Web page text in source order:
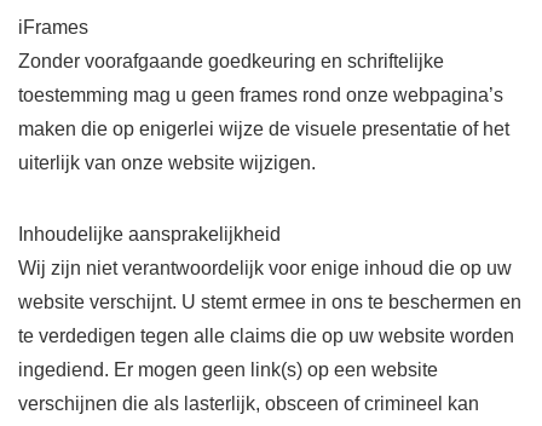
iFrames
Zonder voorafgaande goedkeuring en schriftelijke
toestemming mag u geen frames rond onze webpagina’s
maken die op enigerlei wijze de visuele presentatie of het
uiterlijk van onze website wijzigen.
Inhoudelijke aansprakelijkheid
Wij zijn niet verantwoordelijk voor enige inhoud die op uw
website verschijnt. U stemt ermee in ons te beschermen en
te verdedigen tegen alle claims die op uw website worden
ingediend. Er mogen geen link(s) op een website
verschijnen die als lasterlijk, obsceen of crimineel kan